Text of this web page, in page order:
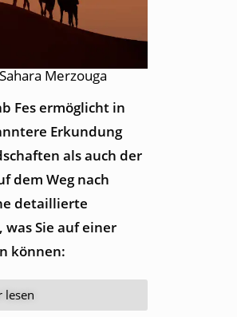
Merzouga
Fes ermöglicht in
Erkundung
als auch der
dem Weg nach
detaillierte
was Sie auf einer
können:
lesen